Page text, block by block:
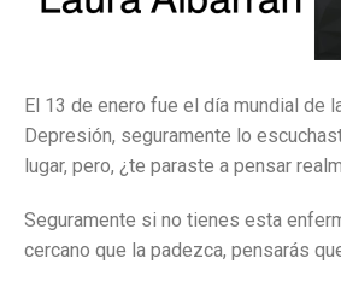
El 13 de enero fue el día mundial de
Depresión, seguramente lo
lugar, pero, ¿te paraste a pensar
Seguramente si no tienes esta
cercano que la padezca, pensarás